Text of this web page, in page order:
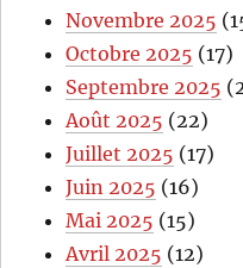
Novembre 2025
Octobre 2025 (17)
Septembre 2025
Août 2025 (22)
Juillet 2025 (17)
Juin 2025 (16)
Mai 2025 (15)
Avril 2025 (12)